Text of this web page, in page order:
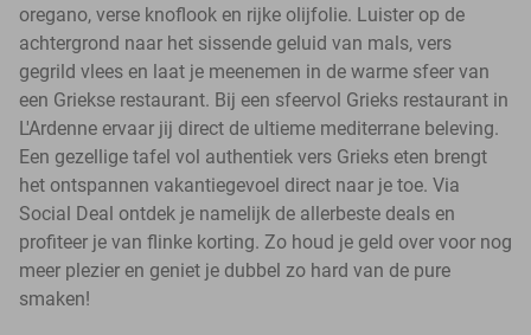
oregano, verse knoflook en rijke olijfolie. Luister op de
achtergrond naar het sissende geluid van mals, vers
gegrild vlees en laat je meenemen in de warme sfeer van
een Griekse restaurant. Bij een sfeervol Grieks restaurant in
L'Ardenne ervaar jij direct de ultieme mediterrane beleving.
Een gezellige tafel vol authentiek vers Grieks eten brengt
het ontspannen vakantiegevoel direct naar je toe. Via
Social Deal ontdek je namelijk de allerbeste deals en
profiteer je van flinke korting. Zo houd je geld over voor nog
meer plezier en geniet je dubbel zo hard van de pure
smaken!